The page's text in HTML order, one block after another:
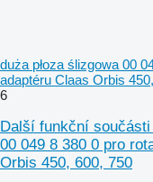
duża płoza ślizgowa 00
adaptéru Claas Orbis
6
Další funkční součásti
00 049 8 380 0 pro
Orbis 450, 600, 750